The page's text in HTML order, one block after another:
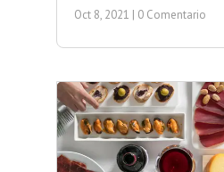
Oct 8, 2021 | 0 Comentario